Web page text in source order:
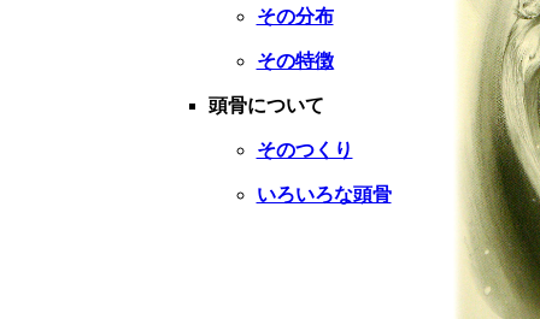
その分布
その特徴
頭骨について
そのつくり
いろいろな頭骨